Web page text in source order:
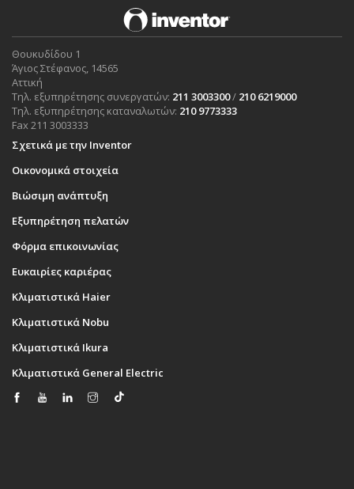
Θουκυδίδου 1
Άγιος Στέφανος, 14565
Αττική
Τηλ. εξυπηρέτησης συνεργατών: 211 3003300/ 210 6219000
Τηλ. εξυπηρέτησης καταναλωτών: 210 9773333
Fax 211 3003333
Σχετικά με την Inventor
Οικονομικά στοιχεία
Βιώσιμη ανάπτυξη
Εξυπηρέτηση πελατών
Φόρμα επικοινωνίας
Ευκαιρίες καριέρας
Κλιματιστικά Haier
Κλιματιστικά Nobu
Κλιματιστικά Ikura
Κλιματιστικά General Electric